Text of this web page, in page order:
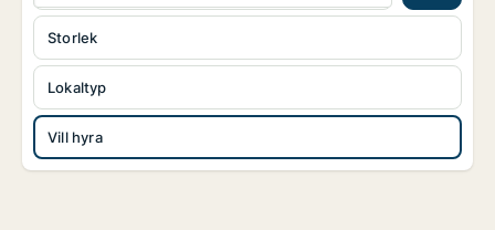
Lokaltyp
Vill hyra
Storlek